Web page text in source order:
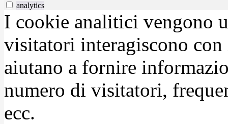
analytics
I cookie analitici vengono
visitatori interagiscono
aiutano a fornire
numero di visitatori,
ecc.